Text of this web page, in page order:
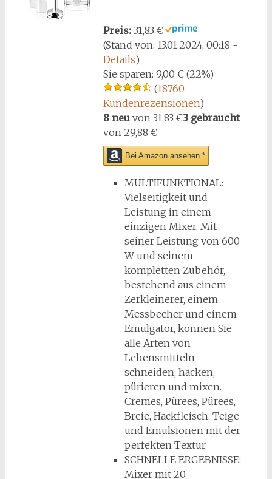
Preis: 31,83 €
(Stand von: 13.01.2024, 00:18 -
Details)
Sie sparen: 9,00 € (22%)
(18760
Kundenrezensionen)
8 neuvon 31,83 €3 gebraucht
von 29,88 €
Bei Amazon ansehen *
MULTIFUNKTIONAL:
Vielseitigkeit und
Leistung in einem
einzigen Mixer. Mit
seiner Leistung von 600
W und seinem
kompletten Zubehör,
bestehend aus einem
Zerkleinerer, einem
Messbecher und einem
Emulgator, können Sie
alle Arten von
Lebensmitteln
schneiden, hacken,
pürieren und mixen.
Cremes, Pürees, Pürees,
Breie, Hackfleisch, Teige
und Emulsionen mit der
perfekten Textur
SCHNELLE ERGEBNISSE:
Mixer mit 20